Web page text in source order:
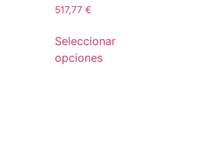
517,77 €
Seleccionar
opciones